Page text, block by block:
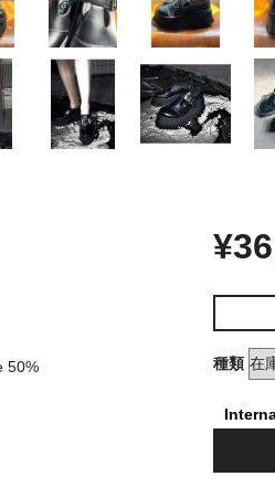
50%
種類